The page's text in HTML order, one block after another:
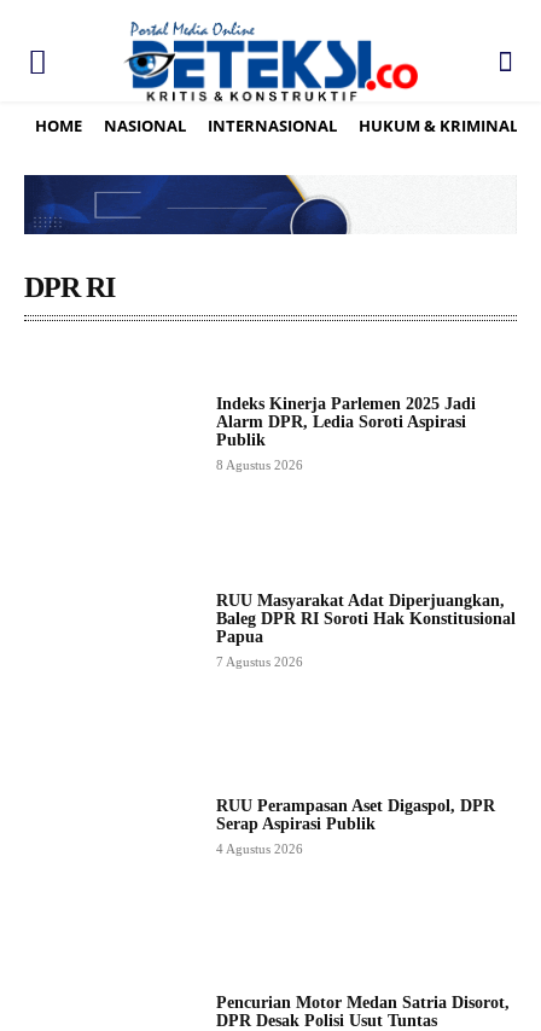
HOME NASIONAL INTERNASIONAL HUKUM & KRIMINAL
DPR RI
Indeks Kinerja Parlemen 2025 Jadi
Alarm DPR, Ledia Soroti Aspirasi
Publik
8 Agustus 2026
RUU Masyarakat Adat Diperjuangkan,
Baleg DPR RI Soroti Hak Konstitusional
Papua
7 Agustus 2026
RUU Perampasan Aset Digaspol, DPR
Serap Aspirasi Publik
4 Agustus 2026
Pencurian Motor Medan Satria Disorot,
DPR Desak Polisi Usut Tuntas